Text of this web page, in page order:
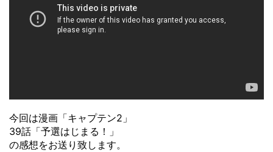
今回は漫画「キャプテン2」
39話「予選はじまる！」
の感想をお送り致します。